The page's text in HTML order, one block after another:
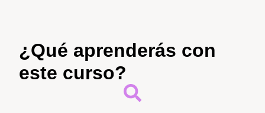
¿Qué aprenderás con
este curso?